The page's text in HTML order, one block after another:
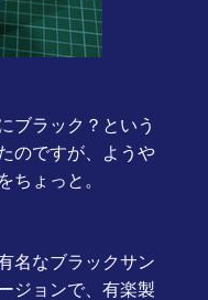
ブラック？という
のですが、ようや
ちょっと。
名なブラックサン
ジョンで、有楽製